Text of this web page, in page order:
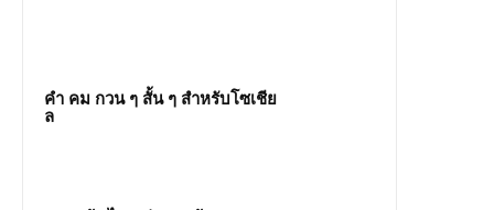
คํา คม กวน ๆ สั้น ๆ สำหรับโซเชีย
ล